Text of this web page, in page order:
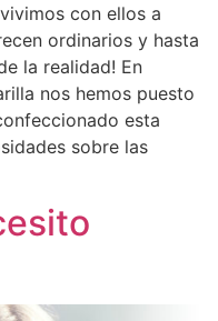
con ellos a
ordinarios y hasta
la realidad! En
nos hemos puesto
esta
sobre las